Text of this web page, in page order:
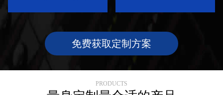
免费获取定制方案
PRODUCTS